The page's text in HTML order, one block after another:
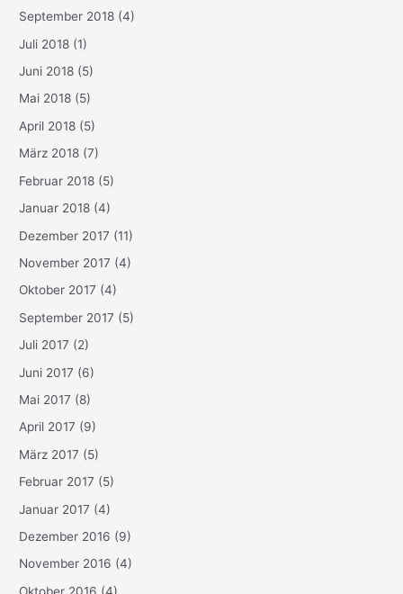
September 2018 (4)
Juli 2018 (1)
Juni 2018 (5)
Mai 2018 (5)
April 2018 (5)
März 2018 (7)
Februar 2018 (5)
Januar 2018 (4)
Dezember 2017 (11)
November 2017 (4)
Oktober 2017 (4)
September 2017 (5)
Juli 2017 (2)
Juni 2017 (6)
Mai 2017 (8)
April 2017 (9)
März 2017 (5)
Februar 2017 (5)
Januar 2017 (4)
Dezember 2016 (9)
November 2016 (4)
Oktober 2016 (4)